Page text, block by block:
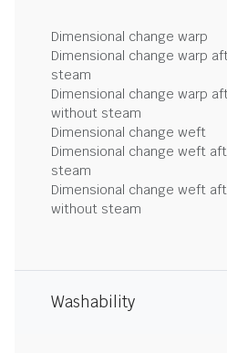
Dimensional change warp
Dimensional change warp
steam
Dimensional change warp
without steam
Dimensional change weft
Dimensional change weft
steam
Dimensional change weft
without steam
Washability